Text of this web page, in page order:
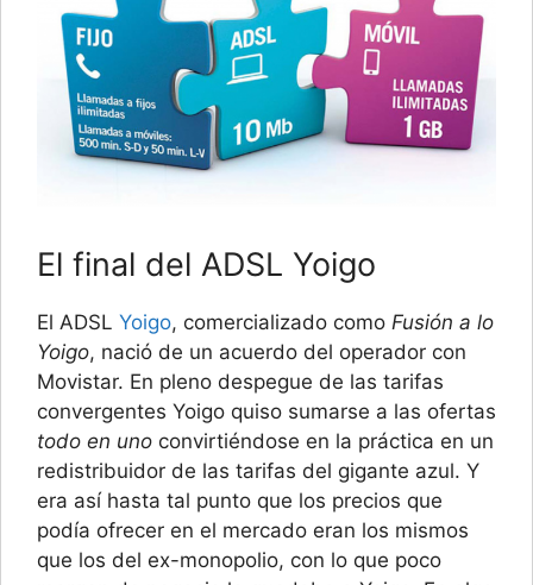
El final del ADSL Yoigo
El ADSL Yoigo, comercializado como Fusión a lo
Yoigo, nació de un acuerdo del operador con
Movistar. En pleno despegue de las tarifas
convergentes Yoigo quiso sumarse a las ofertas
todo en uno convirtiéndose en la práctica en un
redistribuidor de las tarifas del gigante azul. Y
era así hasta tal punto que los precios que
podía ofrecer en el mercado eran los mismos
que los del ex-monopolio, con lo que poco